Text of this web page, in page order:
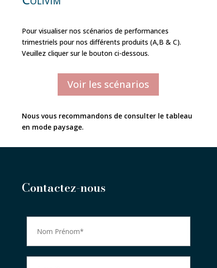
Pour visualiser nos scénarios de performances
trimestriels pour nos différents produits (A,B & C).
Veuillez cliquer sur le bouton ci-dessous.
Voir les scénarios
Nous vous recommandons de consulter le tableau
en mode paysage.
Contactez-nous